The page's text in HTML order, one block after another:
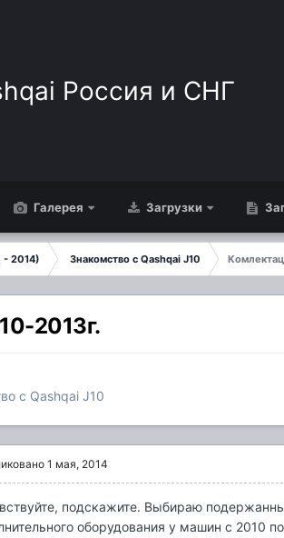
Галерея Загрузки
- 2014) Знакомство с Qashqai J10
2013г.
с Qashqai J10
1 мая, 2014
подскажите. Выбираю
оборудования у машин с 2010